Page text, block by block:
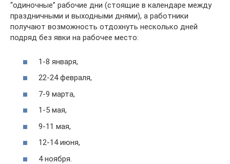
“одиночные” рабочие дни (стоящие в календаре между
праздничными и выходными днями), а работники
получают возможность отдохнуть несколько дней
подряд без явки на рабочее место:
1-8 января,
22-24 февраля,
7-9 марта,
1-5 мая,
9-11 мая,
12-14 июня,
4 ноября.